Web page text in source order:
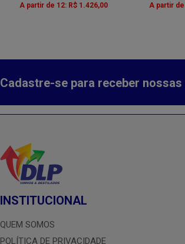
A partir de 12: R$ 1.426,00
A partir de
Cadastre-se para receber
INSTITUCIONAL
QUEM SOMOS
POLÍTICA DE PRIVACIDADE